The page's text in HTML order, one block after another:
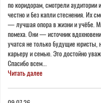
по коридорам, смотрели
честно и без капли стеснения. Их
— лучшая опора в жизни и учёбе.
помеха. Они — источник
учатся не только будущие юристы,
карьеру и семью. Это достойно
Спасибо всем...
Читать далее